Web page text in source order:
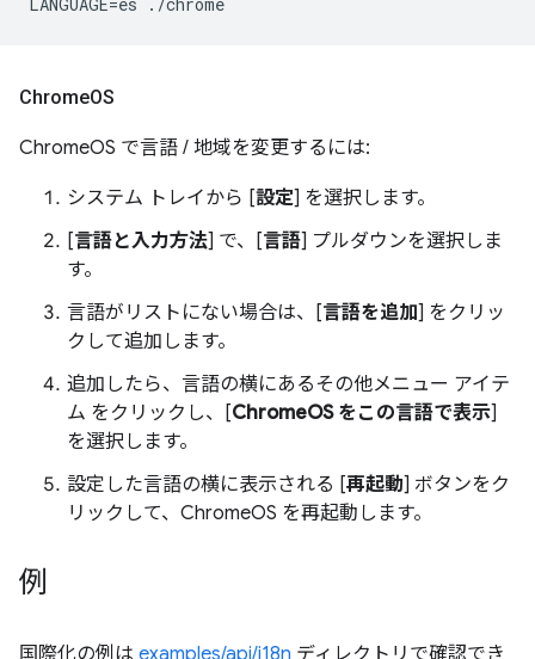
ChromeOS
ChromeOS で言語 / 地域を変更するには:
システム トレイから [設定] を選択します。
[言語と入力方法] で、[言語] プルダウンを選択しま
す。
言語がリストにない場合は、[言語を追加] をクリッ
クして追加します。
追加したら、言語の横にあるその他メニュー アイテ
ム をクリックし、[ChromeOS をこの言語で表示]
を選択します。
設定した言語の横に表示される [再起動] ボタンをク
リックして、ChromeOS を再起動します。
例